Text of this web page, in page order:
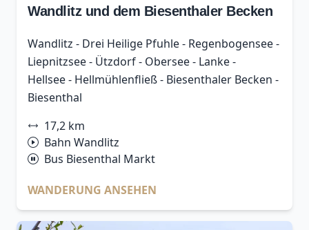
Wandlitz und dem Biesenthaler Becken
Wandlitz - Drei Heilige Pfuhle - Regenbogensee -
Liepnitzsee - Ützdorf - Obersee - Lanke -
Hellsee - Hellmühlenfließ - Biesenthaler Becken -
Biesenthal
17,2 km
Bahn Wandlitz
Bus Biesenthal Markt
WANDERUNG ANSEHEN